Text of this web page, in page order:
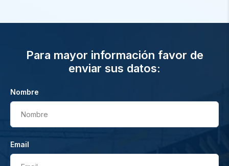
Para mayor información favor de
enviar sus datos:
Nombre
Nombre
Email